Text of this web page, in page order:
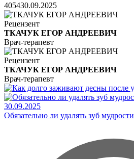
405430.09.2025
Рецензент
ТКАЧУК ЕГОР АНДРЕЕВИЧ
Врач-терапевт
Рецензент
ТКАЧУК ЕГОР АНДРЕЕВИЧ
Врач-терапевт
30.09.2025
Обязательно ли удалять зуб мудрости